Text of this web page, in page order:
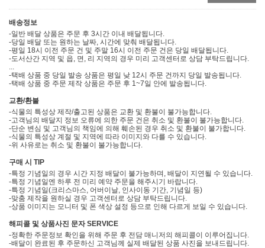
배송정보
-일반 배달 상품은 주문 후 3시간 이내 배달됩니다.
-당일 배달 또는 원하는 날짜, 시간에 맞춰 배달됩니다.
-평일 18시 이전 주문 건 및 주말 16시 이전 주문 건은 당일 배달됩니다.
-도서산간 지역 및 읍, 면, 리 지역의 경우 미리 고객센터로 상담 부탁드립니다.
-택배 상품 중 당일 발송 상품은 평일 낮 12시 주문 건까지 당일 발송됩니다.
-택배 상품 중 주문 제작 상품은 주문 후 1~7일 안에 발송됩니다.
교환/환불
-식물의 특성상 제작/출고된 상품은 교환 및 환불이 불가능합니다.
-고객님의 배달지 정보 오류에 의한 주문 건은 취소 및 환불이 불가능합니다.
-단순 변심 및 고객님의 책임에 의해 훼손된 경우 취소 및 환불이 불가합니다.
-식물의 특성상 계절 및 지역에 따라 이미지와 다를 수 있습니다.
-위 사유로는 취소 및 환불이 불가능합니다.
구매 시 TIP
-특정 기념일의 경우 시간 지정 배달이 불가능하며, 배달이 지연될 수 있습니다.
-특정 기념일엔 하루 전 미리 예약 주문을 해주시기 바랍니다.
-특정 기념일(크리스마스, 어버이날, 인사이동 기간, 기념일 등)
-맞춤 제작을 원하실 경우 고객센터로 상담 부탁드립니다.
-상품 이미지는 모니터 및 폰 색상 설정 등으로 인해 다르게 보일 수 있습니다.
해피콜 및 상품사진 문자 SERVICE
-정확한 주문정보 확인을 위해 주문 후 전담 매니저의 해피콜이 이루어집니다.
-배달이 완료된 후 주문하신 고객님께 실제 배달된 상품 사진을 보내드립니다.